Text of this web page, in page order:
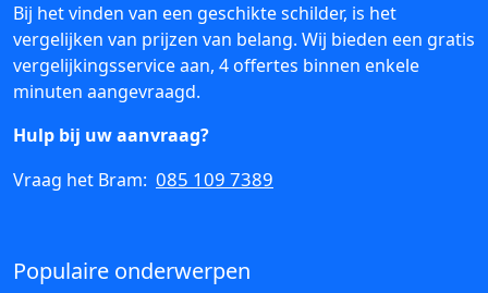
Bij het vinden van een geschikte schilder, is het
vergelijken van prijzen van belang. Wij bieden een gratis
vergelijkingsservice aan, 4 offertes binnen enkele
minuten aangevraagd.
Hulp bij uw aanvraag?
Vraag het Bram: 085 109 7389
Populaire onderwerpen